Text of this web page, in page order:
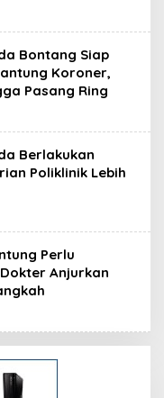
Bontang Siap
Koroner,
Pasang Ring
Berlakukan
Poliklinik Lebih
Perlu
Anjurkan